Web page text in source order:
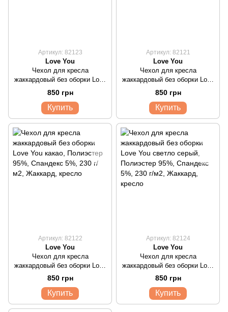
Артикул: 82123
Love You
Чехол для кресла
жаккардовый без оборки Love
You крем
850 грн
Купить
Артикул: 82121
Love You
Чехол для кресла
жаккардовый без оборки Love
You бордо
850 грн
Купить
Артикул: 82122
Love You
Чехол для кресла
жаккардовый без оборки Love
You какао
850 грн
Купить
Артикул: 82124
Love You
Чехол для кресла
жаккардовый без оборки Love
You светло серый
850 грн
Купить